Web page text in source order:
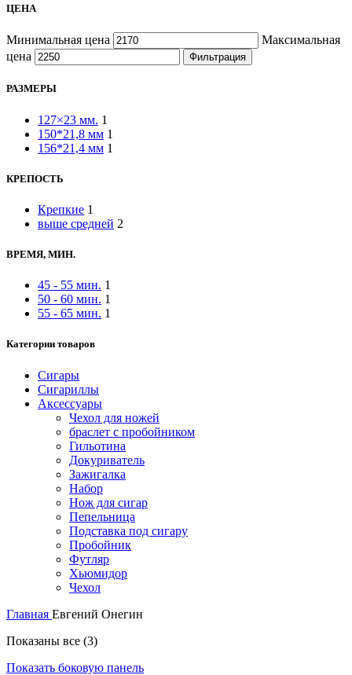
ЦЕНА
Минимальная цена
Максимальная
цена
Фильтрация
РАЗМЕРЫ
127×23 мм. 1
150*21,8 мм 1
156*21,4 мм 1
КРЕПОСТЬ
Крепкие 1
выше средней 2
ВРЕМЯ, МИН.
45 - 55 мин. 1
50 - 60 мин. 1
55 - 65 мин. 1
Категории товаров
Сигары
Сигариллы
Аксессуары
Чехол для ножей
браслет с пробойником
Гильотина
Докуриватель
Зажигалка
Набор
Нож для сигар
Пепельница
Подставка под сигару
Пробойник
Футляр
Хьюмидор
Чехол
Главная Евгений Онегин
Показаны все (3)
Показать боковую панель